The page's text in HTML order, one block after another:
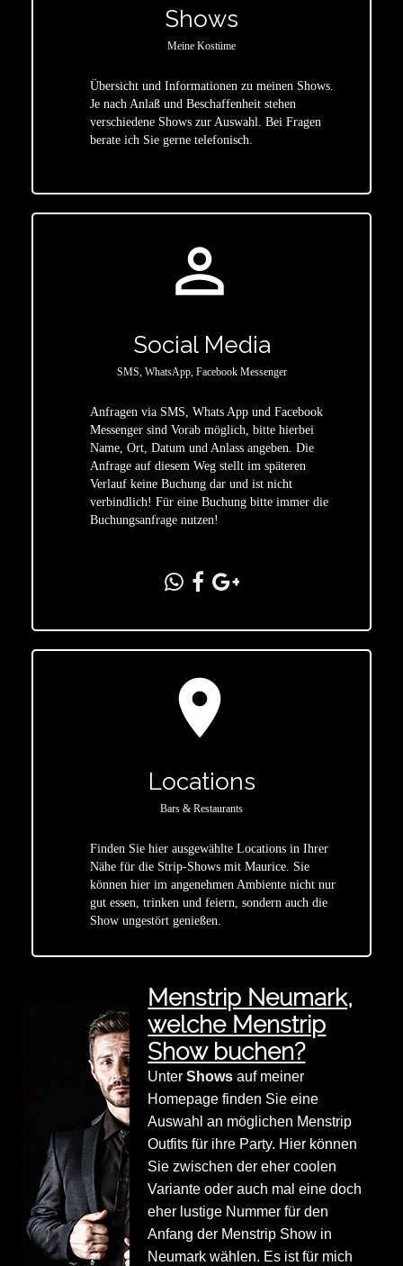
Shows
Meine Kostüme
Übersicht und Informationen zu meinen Shows.
Je nach Anlaß und Beschaffenheit stehen
verschiedene Shows zur Auswahl. Bei Fragen
berate ich Sie gerne telefonisch.
person_outline
Social Media
SMS, WhatsApp, Facebook Messenger
Anfragen via SMS, Whats App und Facebook
Messenger sind Vorab möglich, bitte hierbei
Name, Ort, Datum und Anlass angeben. Die
Anfrage auf diesem Weg stellt im späteren
Verlauf keine Buchung dar und ist nicht
verbindlich! Für eine Buchung bitte immer die
Buchungsanfrage nutzen!
location_on
Locations
Bars & Restaurants
Finden Sie hier ausgewählte Locations in Ihrer
Nähe für die Strip-Shows mit Maurice. Sie
können hier im angenehmen Ambiente nicht nur
gut essen, trinken und feiern, sondern auch die
Show ungestört genießen.
Menstrip Neumark,
welche Menstrip
Show buchen?
UnterShows auf meiner
Homepage finden Sie eine
Auswahl an möglichen Menstrip
Outfits für ihre Party. Hier können
Sie zwischen der eher coolen
Variante oder auch mal eine doch
eher lustige Nummer für den
Anfang der Menstrip Show in
Neumark wählen. Es ist für mich